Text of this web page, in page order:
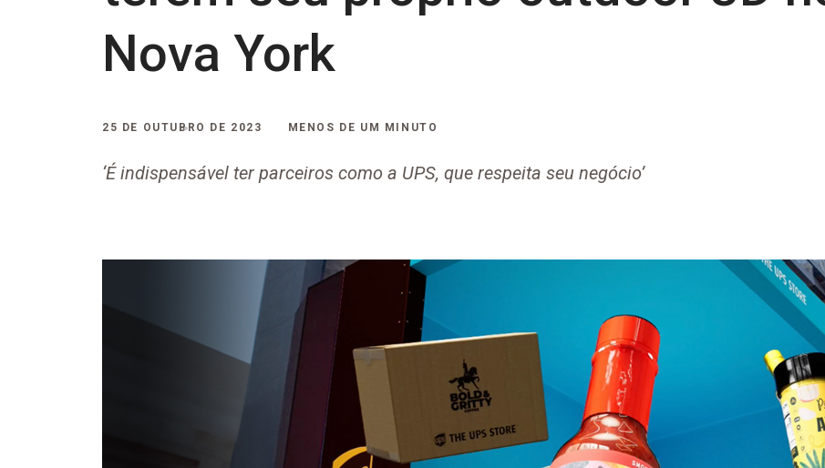
Nova York
25 DE OUTUBRO DE 2023 MENOS DE UM MINUTO
‘É indispensável ter parceiros como a UPS, que respeita seu negócio’